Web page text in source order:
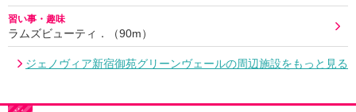
習い事・趣味
ラムズビューティ．（90m）
ジェノヴィア新宿御苑グリーンヴェールの周辺施設をもっと見る